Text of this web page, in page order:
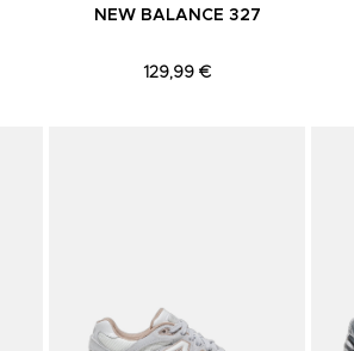
NEW BALANCE 327
129,99 €